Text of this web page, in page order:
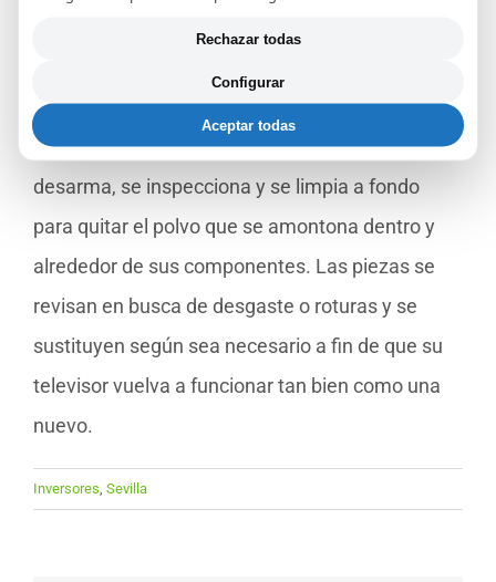
REPARAPAE es llevado a cabo por un técnico
especialista. A lo largo del servicio, el inversor se
desarma, se inspecciona y se limpia a fondo
para quitar el polvo que se amontona dentro y
alrededor de sus componentes. Las piezas se
revisan en busca de desgaste o roturas y se
sustituyen según sea necesario a fin de que su
televisor vuelva a funcionar tan bien como una
nuevo.
Inversores Sevilla
Rechazar todas
Configurar
Aceptar todas